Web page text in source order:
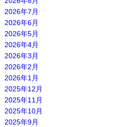
2026年7月
2026年6月
2026年5月
2026年4月
2026年3月
2026年2月
2026年1月
2025年12月
2025年11月
2025年10月
2025年9月